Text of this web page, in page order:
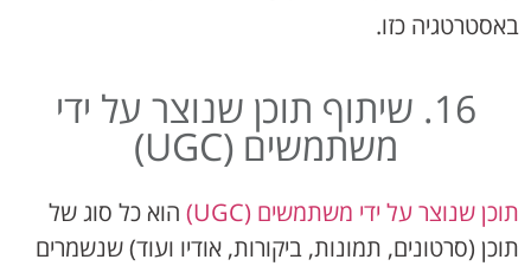
באסטרטגיה כזו.
16. שיתוף תוכן שנוצר על ידי
משתמשים (UGC)
תוכן שנוצר על ידי משתמשים (UGC)
הוא כל סוג של
תוכן (סרטונים, תמונות, ביקורות, אודיו ועוד) שנשמרים